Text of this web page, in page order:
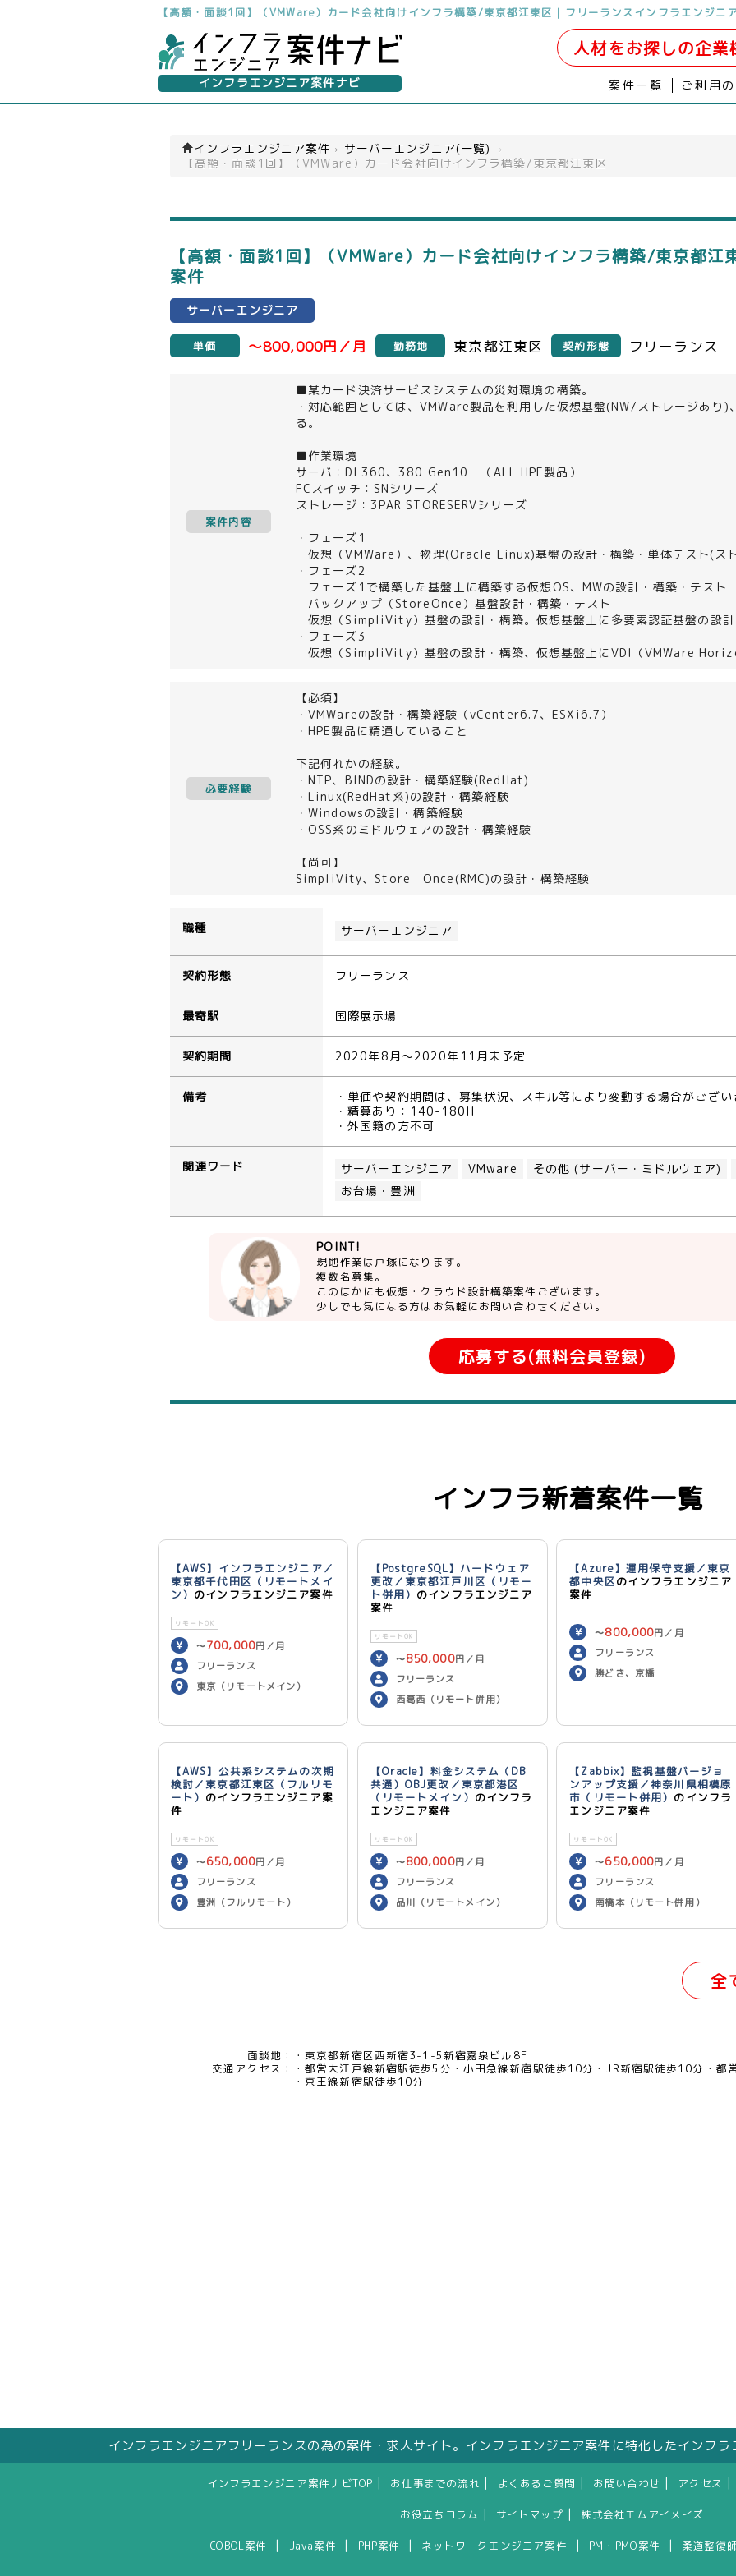
【高額・面談1回】（VMWare）カード会社向けインフラ構築/東京都江東区｜フリーランスインフラエンジニ
インフラエンジニア案件ナビ
人材をお探しの企業
案件一覧 ご利用
インフラエンジニア案件 › サーバーエンジニア(一覧)
›
【高額・面談1回】（VMWare）カード会社向けインフラ構築/東京都江東区
【高額・面談1回】（VMWare）カード会社向けインフラ構築/東京都江
案件
サーバーエンジニア
単価 ～800,000円／月 勤務地 東京都江東区 契約形態 フリーランス
案件内容
■某カード決済サービスシステムの災対環境の構築。
・対応範囲としては、VMWare製品を利用した仮想基盤(NW/ストレージあり)
る。
■作業環境
サーバ：DL360、380 Gen10 （ALL HPE製品）
FCスイッチ：SNシリーズ
ストレージ：3PAR STORESERVシリーズ
・フェーズ1
仮想（VMWare）、物理(Oracle Linux)基盤の設計・構築・単体テスト(ス
・フェーズ2
フェーズ1で構築した基盤上に構築する仮想OS、MWの設計・構築・テスト
バックアップ（StoreOnce）基盤設計・構築・テスト
仮想（SimpliVity）基盤の設計・構築。仮想基盤上に多要素認証基盤の設
・フェーズ3
仮想（SimpliVity）基盤の設計・構築、仮想基盤上にVDI（VMWare
必要経験
【必須】
・VMWareの設計・構築経験（vCenter6.7、ESXi6.7）
・HPE製品に精通していること
下記何れかの経験。
・NTP、BINDの設計・構築経験(RedHat)
・Linux(RedHat系)の設計・構築経験
・Windowsの設計・構築経験
・OSS系のミドルウェアの設計・構築経験
【尚可】
SimpliVity、Store Once(RMC)の設計・構築経験
職種 サーバーエンジニア
契約形態 フリーランス
最寄駅 国際展示場
契約期間 2020年8月～2020年11月末予定
備考
・単価や契約期間は、募集状況、スキル等により変動する場合がござ
・精算あり：140-180H
・外国籍の方不可
関連ワード サーバーエンジニア VMware
その他 (サーバー・ミドルウェア)
お台場・豊洲
POINT!
現地作業は戸塚になります。
複数名募集。
このほかにも仮想・クラウド設計構築案件ございます。
少しでも気になる方はお気軽にお問い合わせください。
応募する(無料会員登録)
インフラ新着案件一覧
【AWS】インフラエンジニア／
東京都千代田区（リモートメイ
ン） のインフラエンジニア案件
リモートOK
〜700,000円／月
フリーランス
東京（リモートメイン）
【PostgreSQL】ハードウェア
更改／東京都江戸川区（リモー
ト併用） のインフラエンジニア
案件
リモートOK
〜850,000円／月
フリーランス
西葛西（リモート併用）
【Azure】運用保守支援／東京
都中央区のインフラエンジニア
案件
〜800,000円／月
フリーランス
勝どき、京橋
【AWS】公共系システムの次期
検討／東京都江東区（フルリモ
ート） のインフラエンジニア案
件
リモートOK
〜650,000円／月
フリーランス
豊洲（フルリモート）
【Oracle】料金システム（DB
共通）OBJ更改／東京都港区
（リモートメイン） のインフラ
エンジニア案件
リモートOK
〜800,000円／月
フリーランス
品川（リモートメイン）
【Zabbix】監視基盤バージョ
ンアップ支援／神奈川県相模原
市（リモート併用） のインフラ
エンジニア案件
リモートOK
〜650,000円／月
フリーランス
南橋本（リモート併用）
全
面談地：
東京都新宿区西新宿3-1-5新宿嘉泉ビル8F
交通アクセス：
都営大江戸線新宿駅徒歩5分 小田急線新宿駅徒歩10分 JR新宿駅徒歩10分
都
京王線新宿駅徒歩10分
インフラエンジニアフリーランスの為の案件・求人サイト。インフラエンジニア案件に特化したインフ
インフラエンジニア案件ナビTOP お仕事までの流れ よくあるご質問 お問い合わせ アクセス
お役立ちコラム サイトマップ 株式会社エムアイメイズ
COBOL案件 Java案件 PHP案件 ネットワークエンジニア案件 PM・PMO案件 柔道整復